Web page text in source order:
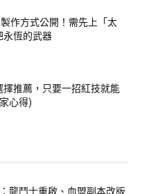
作方式公開！需先上「太
永恆的武器
擇推薦，只要一招紅技就能
心得)
龍鬥士重啟、血盟副本改版